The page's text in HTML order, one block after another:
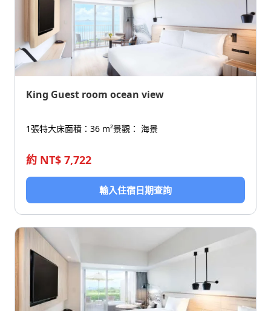
King Guest room ocean view
1張特大床面積：36 m²景觀： 海景
約 NT$ 7,722
輸入住宿日期查詢